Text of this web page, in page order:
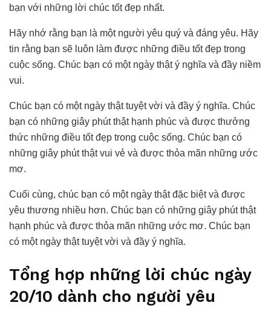
bạn với những lời chúc tốt đẹp nhất.
Hãy nhớ rằng bạn là một người yêu quý và đáng yêu. Hãy
tin rằng bạn sẽ luôn làm được những điều tốt đẹp trong
cuộc sống. Chúc bạn có một ngày thật ý nghĩa và đầy niềm
vui.
Chúc bạn có một ngày thật tuyệt vời và đầy ý nghĩa. Chúc
bạn có những giây phút thật hạnh phúc và được thưởng
thức những điều tốt đẹp trong cuộc sống. Chúc bạn có
những giây phút thật vui vẻ và được thỏa mãn những ước
mơ.
Cuối cùng, chúc bạn có một ngày thật đặc biệt và được
yêu thương nhiều hơn. Chúc bạn có những giây phút thật
hạnh phúc và được thỏa mãn những ước mơ. Chúc bạn
có một ngày thật tuyệt vời và đầy ý nghĩa.
Tổng hợp những lời chúc ngày
20/10 dành cho người yêu